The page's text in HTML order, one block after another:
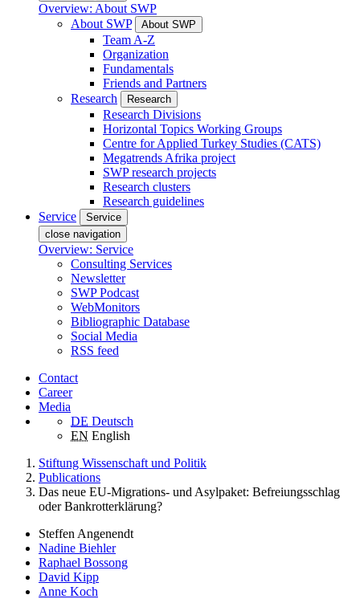
Overview: About SWP
About SWP
About SWP
Team A-Z
Organization
Fundamentals
Friends and Partners
Research
Research
Research Divisions
Horizontal Topics Working Groups
Centre for Applied Turkey Studies (CATS)
Megatrends Afrika project
SWP research projects
Research clusters
Research guidelines
Service
Service
close navigation
Overview: Service
Consulting Services
Newsletter
SWP Podcast
WebMonitors
Bibliographic Database
Social Media
RSS feed
Contact
Career
Media
DE Deutsch
EN English
Stiftung Wissenschaft und Politik
Publications
Das neue EU-Migrations- und Asylpaket: Befreiungsschlag
oder Bankrotterklärung?
Steffen Angenendt
Nadine Biehler
Raphael Bossong
David Kipp
Anne Koch